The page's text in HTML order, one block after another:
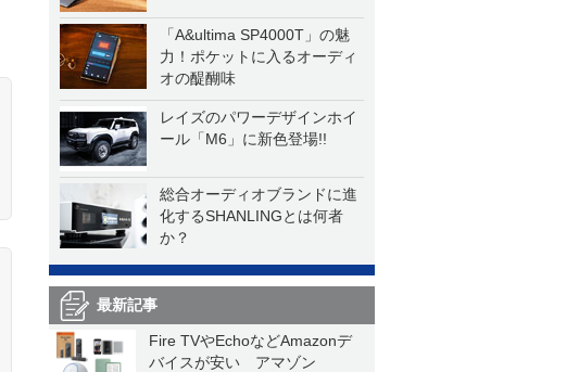
「A&ultima SP4000T」の魅
力！ポケットに入るオーディ
オの醍醐味
レイズのパワーデザインホイ
ール「M6」に新色登場!!
総合オーディオブランドに進
化するSHANLINGとは何者
か？
最新記事
Fire TVやEchoなどAmazonデ
バイスが安い アマゾン